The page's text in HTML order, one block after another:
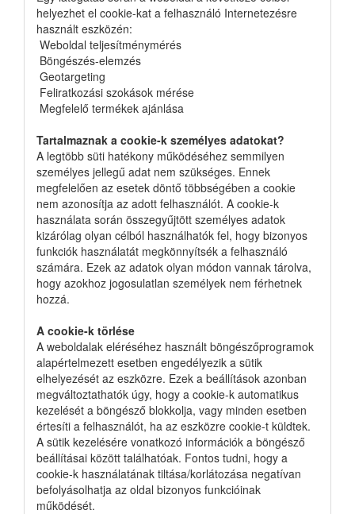
helyezhet el cookie-kat a felhasználó Internetezésre
használt eszközén:
 Weboldal teljesítménymérés
 Böngészés-elemzés
 Geotargeting
 Feliratkozási szokások mérése
 Megfelelő termékek ajánlása
Tartalmaznak a cookie-k személyes adatokat?
A legtöbb süti hatékony működéséhez semmilyen
személyes jellegű adat nem szükséges. Ennek
megfelelően az esetek döntő többségében a cookie
nem azonosítja az adott felhasználót. A cookie-k
használata során összegyűjtött személyes adatok
kizárólag olyan célból használhatók fel, hogy bizonyos
funkciók használatát megkönnyítsék a felhasználó
számára. Ezek az adatok olyan módon vannak tárolva,
hogy azokhoz jogosulatlan személyek nem férhetnek
hozzá.
A cookie-k törlése
A weboldalak eléréséhez használt böngészőprogramok
alapértelmezett esetben engedélyezik a sütik
elhelyezését az eszközre. Ezek a beállítások azonban
megváltoztathatók úgy, hogy a cookie-k automatikus
kezelését a böngésző blokkolja, vagy minden esetben
értesíti a felhasználót, ha az eszközre cookie-t küldtek.
A sütik kezelésére vonatkozó információk a böngésző
beállításai között találhatóak. Fontos tudni, hogy a
cookie-k használatának tiltása/korlátozása negatívan
befolyásolhatja az oldal bizonyos funkcióinak
működését.